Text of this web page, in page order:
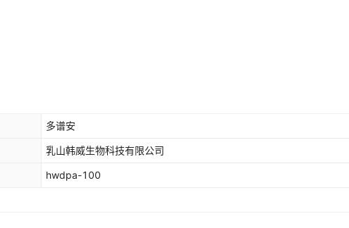
多谱安
乳山韩威生物科技有限公司
hwdpa-100